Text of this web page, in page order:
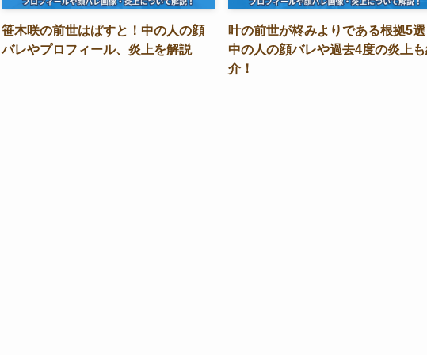
笹木咲の前世はぱすと！中の人の顔
バレやプロフィール、炎上を解説
叶の前世が柊みよりである根拠5
中の人の顔バレや過去4度の炎上
介！